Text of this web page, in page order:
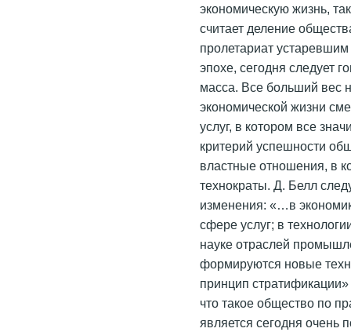
экономическую жизнь,
считает деление
пролетариат
эпохе, сегодня следует
масса. Все больший вес
экономической жизни
услуг, в котором все
критерий успешности
властные отношения, в
технократы. Д. Белл
изменения: «…в
сфере услуг; в
науке отраслей
формируются новые
принцип
что такое общество по
является сегодня очень